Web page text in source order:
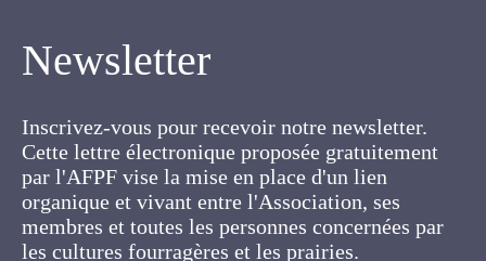
Newsletter
Cette lettre électronique proposée
gratuitement par l'AFPF vise la mise en place
d'un lien organique et vivant entre l'Association,
ses membres et toutes les personnes
concernées par les cultures fourragères et les
prairies.